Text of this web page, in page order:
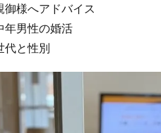
様へアドバイス
男性の婚活
と性別